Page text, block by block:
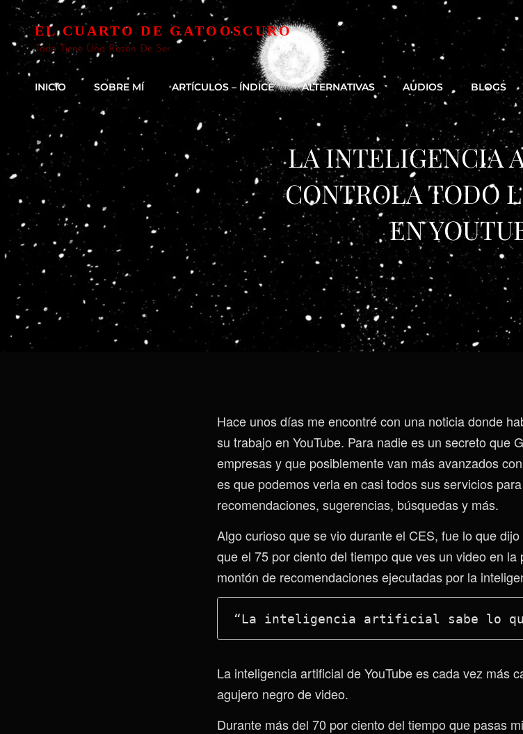
EL CUARTO DE GATOOSCURO
Todo Tiene Una Razón De Ser
INICIO SOBRE MÍ ARTÍCULOS – ÍNDICE ALTERNATIVAS AUDIOS BLOGS
LA INTELIGENCIA
CONTROLA TODO
EN
Hace unos días me encontré con una noticia donde
su trabajo en YouTube. Para nadie es un secreto que
empresas y que posiblemente van más avanzados
es que podemos verla en casi todos sus servicios
recomendaciones, sugerencias, búsquedas y más.
Algo curioso que se vio durante el CES, fue lo que
que el 75 por ciento del tiempo que ves un video en
montón de recomendaciones ejecutadas por la
“La inteligencia artificial sabe lo
La inteligencia artificial de YouTube es cada vez más
agujero negro de video.
Durante más del 70 por ciento del tiempo que pasas